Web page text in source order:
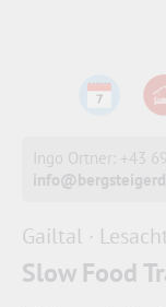
Ingo Ortner: +43
Gailtal ·
Slow Food